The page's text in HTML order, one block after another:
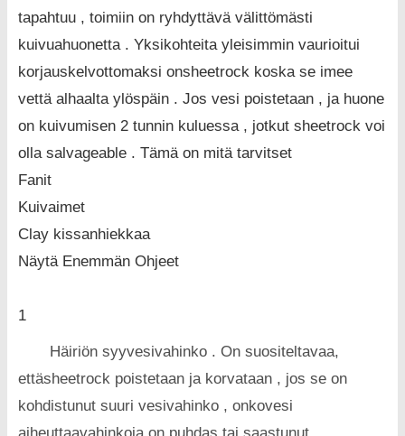
tapahtuu , toimiin on ryhdyttävä välittömästi
kuivuahuonetta . Yksikohteita yleisimmin vaurioitui
korjauskelvottomaksi onsheetrock koska se imee
vettä alhaalta ylöspäin . Jos vesi poistetaan , ja huone
on kuivumisen 2 tunnin kuluessa , jotkut sheetrock voi
olla salvageable . Tämä on mitä tarvitset
Fanit
Kuivaimet
Clay kissanhiekkaa
Näytä Enemmän Ohjeet
1
Häiriön syyvesivahinko . On suositeltavaa,
ettäsheetrock poistetaan ja korvataan , jos se on
kohdistunut suuri vesivahinko , onkovesi